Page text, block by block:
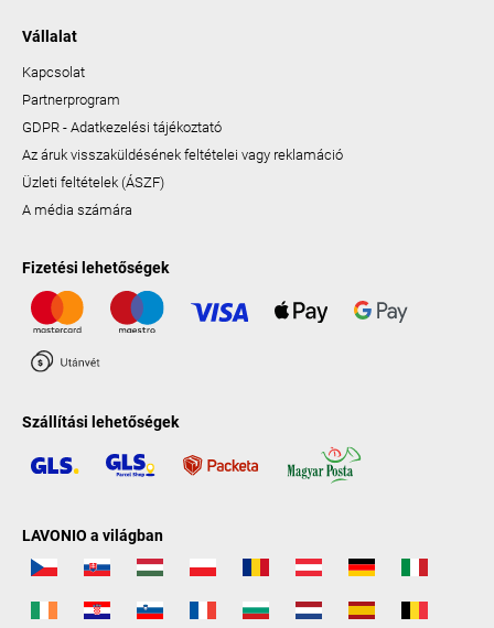
Vállalat
Kapcsolat
Partnerprogram
GDPR - Adatkezelési tájékoztató
Az áruk visszaküldésének feltételei vagy reklamáció
Üzleti feltételek (ÁSZF)
A média számára
Fizetési lehetőségek
Szállítási lehetőségek
LAVONIO a világban